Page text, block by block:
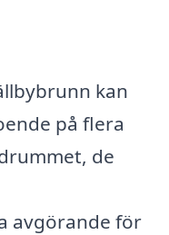
kan
på flera
de
avgörande för